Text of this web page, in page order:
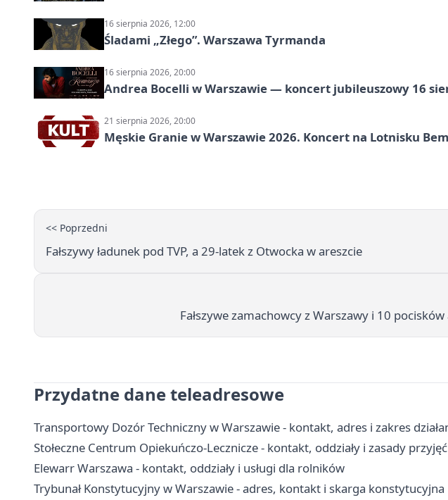
16 sierpnia 2026, 12:00
Śladami „Złego”. Warszawa Tyrmanda
16 sierpnia 2026, 20:00
Andrea Bocelli w Warszawie — koncert jubileuszowy 16
21 sierpnia 2026, 20:00
Męskie Granie w Warszawie 2026. Koncert na Lotnisku
<< Poprzedni
Fałszywy ładunek pod TVP, a 29-latek z Otwocka w areszcie
Fałszywe zamachowcy z Warszawy i 10
Przydatne dane teleadresowe
Transportowy Dozór Techniczny w Warszawie - kontakt, adres i zakres
Stołeczne Centrum Opiekuńczo-Lecznicze - kontakt, oddziały i zasady przyjęć
Elewarr Warszawa - kontakt, oddziały i usługi dla rolników
Trybunał Konstytucyjny w Warszawie - adres, kontakt i skarga konstytucyjna